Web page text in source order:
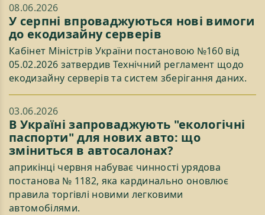
08.06.2026
У серпні впроваджуються нові вимоги
до екодизайну серверів
Кабінет Міністрів України постановою №160 від
05.02.2026 затвердив Технічний регламент щодо
екодизайну серверів та систем зберігання даних.
03.06.2026
В Україні запроваджують "екологічні
паспорти" для нових авто: що
зміниться в автосалонах?
априкінці червня набуває чинності урядова
постанова № 1182, яка кардинально оновлює
правила торгівлі новими легковими
автомобілями.